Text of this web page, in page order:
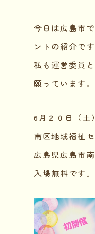
今日は広島市
ントの紹介です
私も運営委員
願っています。
6月２０日（土
南区地域福祉
広島県広島市
入場無料です